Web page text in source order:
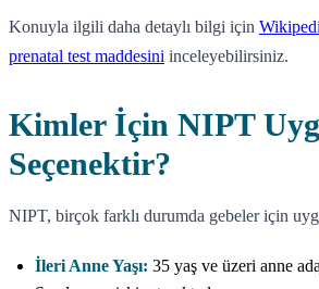
Konuyla ilgili daha detaylı bilgi için
prenatal test maddesini inceleyebilirsiniz.
Kimler İçin NIPT
Seçenektir?
NIPT, birçok farklı durumda gebeler için
İleri Anne Yaşı: 35 yaş ve üzeri anne